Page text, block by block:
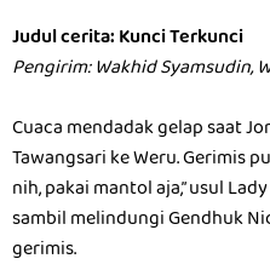
Judul cerita: Kunci Terkunci
Pengirim: Wakhid Syamsudin,
Cuaca mendadak gelap saat
Tawangsari ke Weru. Gerimis
nih, pakai mantol aja,” usul
sambil melindungi Gendhuk
gerimis.